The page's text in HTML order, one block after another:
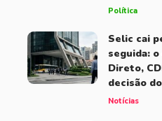
Política
Selic cai
seguida:
Direto,
decisão
Notícias